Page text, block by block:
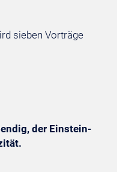
sieben Vorträge
der Einstein-